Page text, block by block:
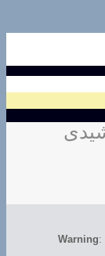
Warning: